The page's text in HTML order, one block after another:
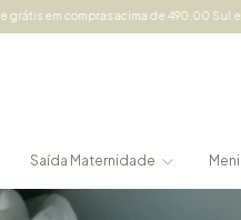
de 490,00 Sul e Sudeste e acima de
Saída Maternidade